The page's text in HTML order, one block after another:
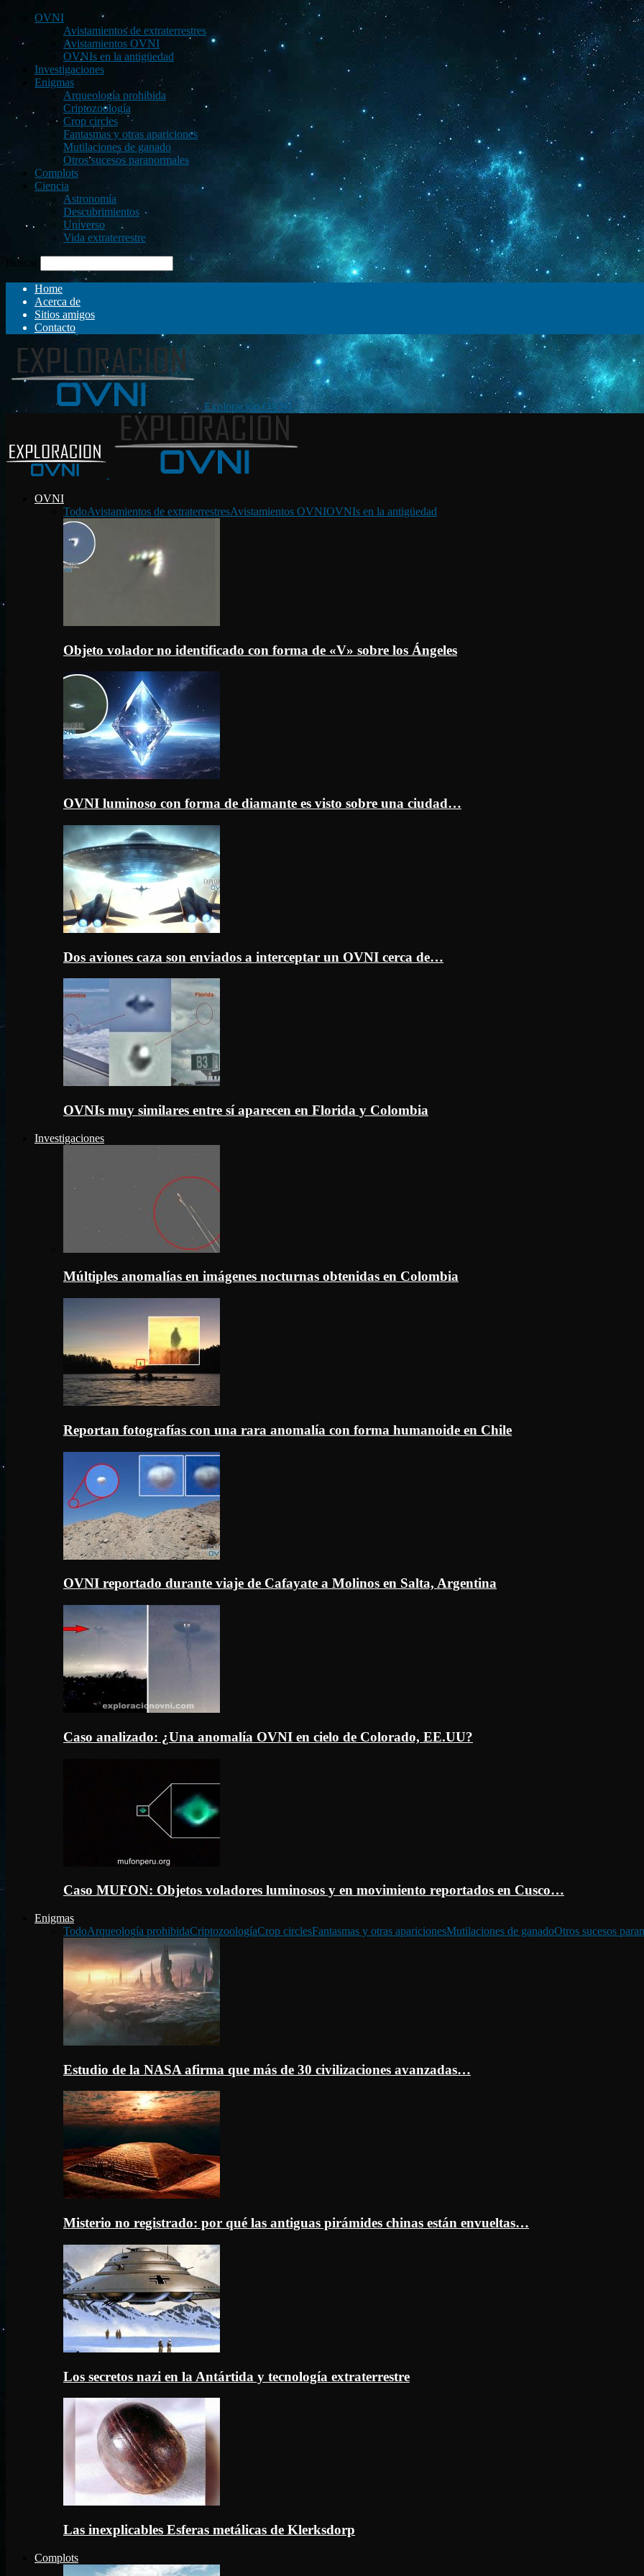
OVNI
Avistamientos de extraterrestres
Avistamientos OVNI
OVNIs en la antigüedad
Investigaciones
Enigmas
Arqueología prohibida
Criptozoología
Crop circles
Fantasmas y otras apariciones
Mutilaciones de ganado
Otros sucesos paranormales
Complots
Ciencia
Astronomía
Descubrimientos
Universo
Vida extraterrestre
Buscar
Home
Acerca de
Sitios amigos
Contacto
Exploración OVNI
OVNI
TodoAvistamientos de extraterrestresAvistamientos OVNIOVNIs en la antigüedad
Objeto volador no identificado con forma de «V» sobre los Ángeles
OVNI luminoso con forma de diamante es visto sobre una ciudad…
Dos aviones caza son enviados a interceptar un OVNI cerca de…
OVNIs muy similares entre sí aparecen en Florida y Colombia
Investigaciones
Múltiples anomalías en imágenes nocturnas obtenidas en Colombia
Reportan fotografías con una rara anomalía con forma humanoide en Chile
OVNI reportado durante viaje de Cafayate a Molinos en Salta, Argentina
Caso analizado: ¿Una anomalía OVNI en cielo de Colorado, EE.UU?
Caso MUFON: Objetos voladores luminosos y en movimiento reportados en Cusco…
Enigmas
TodoArqueología prohibidaCriptozoologíaCrop circlesFantasmas y otras aparicionesMutilaciones de ganadoOtros sucesos
Estudio de la NASA afirma que más de 30 civilizaciones avanzadas…
Misterio no registrado: por qué las antiguas pirámides chinas están envueltas…
Los secretos nazi en la Antártida y tecnología extraterrestre
Las inexplicables Esferas metálicas de Klerksdorp
Complots